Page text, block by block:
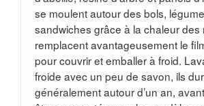
se moulent autour des bols,
sandwiches grâce à la chaleur des
remplacent avantageusement le
pour couvrir et emballer à froid.
froide avec un peu de savon, ils
généralement autour d’un an,